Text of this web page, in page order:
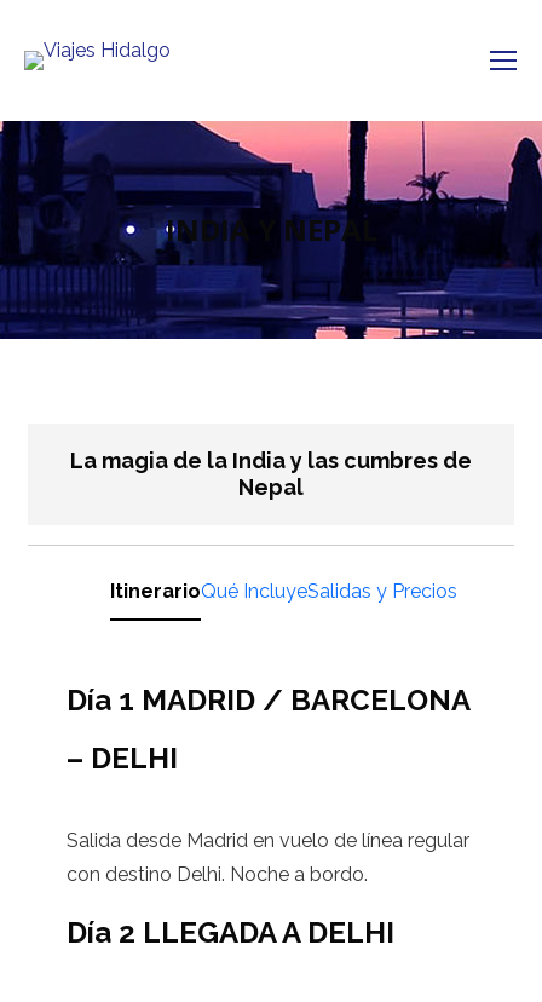
INDIA Y NEPAL
La magia de la India y las cumbres de
Nepal
ItinerarioQué IncluyeSalidas y Precios
Día 1 MADRID / BARCELONA
– DELHI
Salida desde Madrid en vuelo de línea regular
con destino Delhi. Noche a bordo.
Día 2 LLEGADA A DELHI